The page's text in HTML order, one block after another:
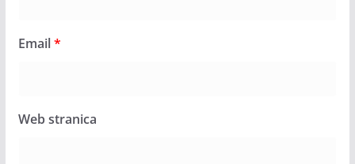
Email*
Web stranica